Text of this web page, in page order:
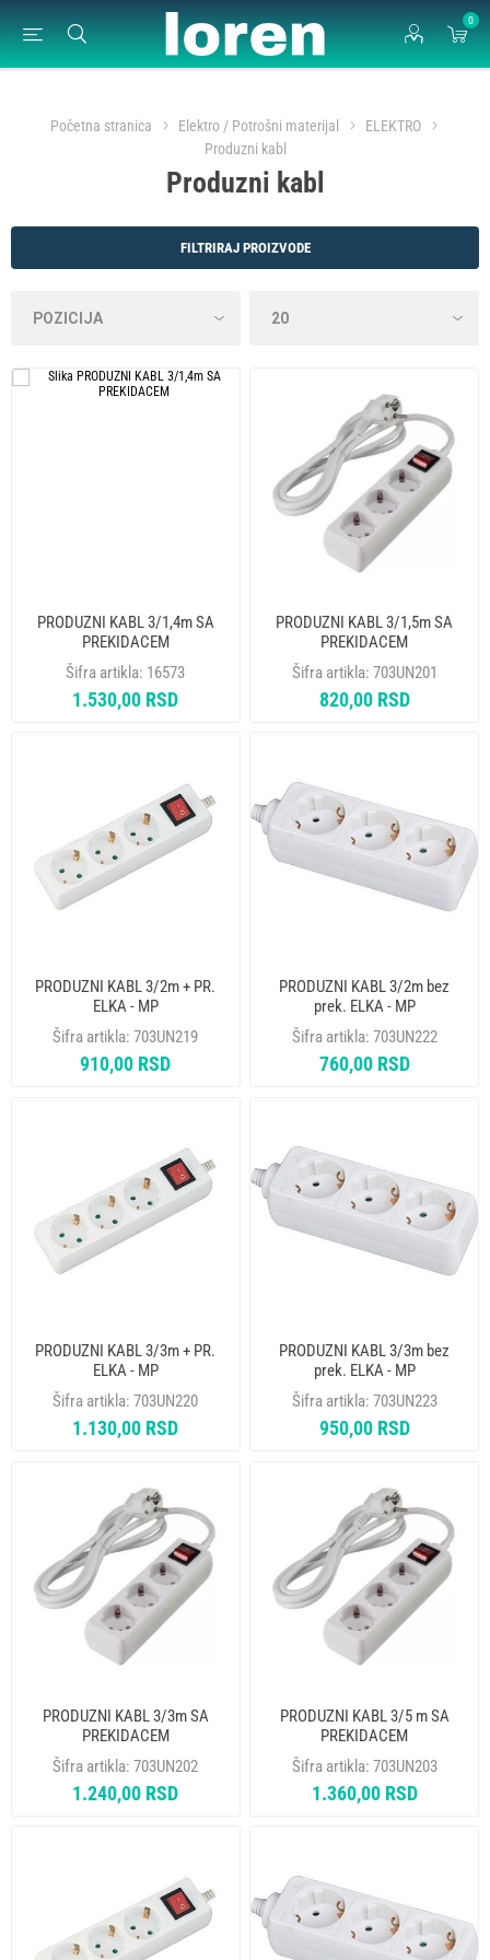
0
Početna stranica Elektro / Potrošni materijal
ELEKTRO
Produzni kabl
Produzni kabl
FILTRIRAJ PROIZVODE
PRODUZNI KABL 3/1,4m SA
PREKIDACEM
Šifra artikla: 16573
1.530,00 RSD
PRODUZNI KABL 3/1,5m SA
PREKIDACEM
Šifra artikla: 703UN201
820,00 RSD
PRODUZNI KABL 3/2m + PR.
ELKA - MP
Šifra artikla:703UN219
910,00 RSD
PRODUZNI KABL 3/2m bez
prek. ELKA - MP
Šifra artikla: 703UN222
760,00 RSD
PRODUZNI KABL 3/3m + PR.
ELKA - MP
Šifra artikla:703UN220
1.130,00 RSD
PRODUZNI KABL 3/3m bez
prek. ELKA - MP
Šifra artikla: 703UN223
950,00 RSD
PRODUZNI KABL 3/3m SA
PREKIDACEM
Šifra artikla:703UN202
1.240,00 RSD
PRODUZNI KABL 3/5 m SA
PREKIDACEM
Šifra artikla: 703UN203
1.360,00 RSD